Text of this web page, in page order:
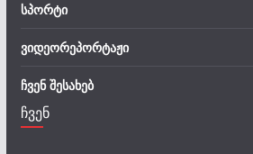
სპორტი
ვიდეორეპორტაჟი
ჩვენ შესახებ
ჩვენ